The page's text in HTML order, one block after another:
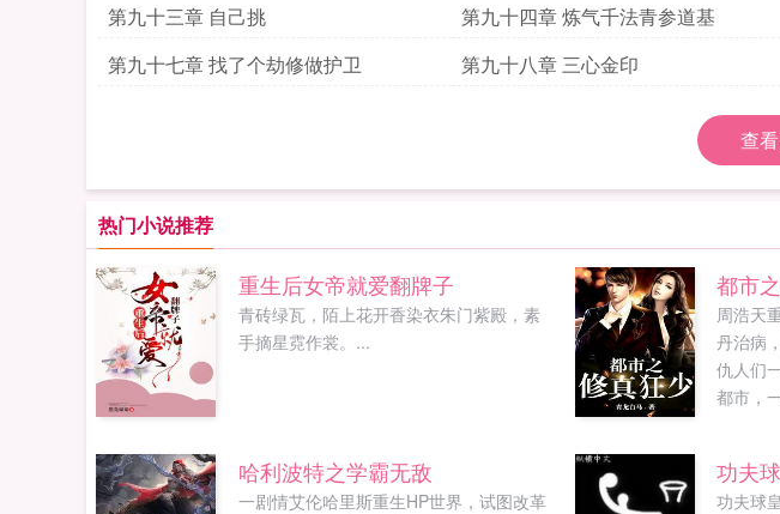
第九十三章 自己挑
第九十四章 炼气千法青参道基
第九十七章 找了个劫修做护卫 第九十八章 三心金印
查
热门小说推荐
重生后女帝就爱翻牌子
青砖绿瓦，陌上花开香染衣朱门紫殿，素
手摘星霓作裳。...
都市
周浩天
丹治病
仇人们
都市，
哈利波特之学霸无敌
一剧情艾伦哈里斯重生HP世界，试图改革
功夫
功夫球